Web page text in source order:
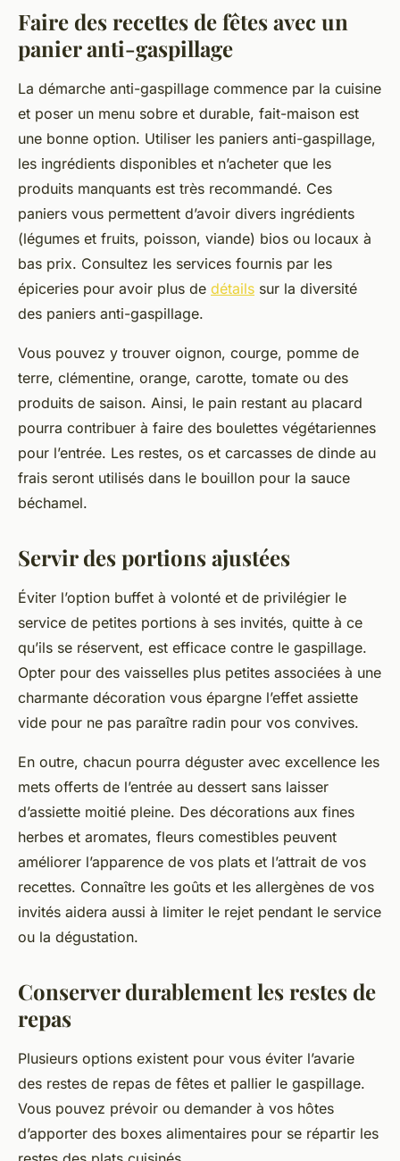
Faire des recettes de fêtes avec un
panier anti-gaspillage
La démarche anti-gaspillage commence par la cuisine
et poser un menu sobre et durable, fait-maison est
une bonne option. Utiliser les paniers anti-gaspillage,
les ingrédients disponibles et n’acheter que les
produits manquants est très recommandé. Ces
paniers vous permettent d’avoir divers ingrédients
(légumes et fruits, poisson, viande) bios ou locaux à
bas prix. Consultez les services fournis par les
épiceries pour avoir plus de détails sur la diversité
des paniers anti-gaspillage.
Vous pouvez y trouver oignon, courge, pomme de
terre, clémentine, orange, carotte, tomate ou des
produits de saison. Ainsi, le pain restant au placard
pourra contribuer à faire des boulettes végétariennes
pour l’entrée. Les restes, os et carcasses de dinde au
frais seront utilisés dans le bouillon pour la sauce
béchamel.
Servir des portions ajustées
Éviter l’option buffet à volonté et de privilégier le
service de petites portions à ses invités, quitte à ce
qu’ils se réservent, est efficace contre le gaspillage.
Opter pour des vaisselles plus petites associées à une
charmante décoration vous épargne l’effet assiette
vide pour ne pas paraître radin pour vos convives.
En outre, chacun pourra déguster avec excellence les
mets offerts de l’entrée au dessert sans laisser
d’assiette moitié pleine. Des décorations aux fines
herbes et aromates, fleurs comestibles peuvent
améliorer l’apparence de vos plats et l’attrait de vos
recettes. Connaître les goûts et les allergènes de vos
invités aidera aussi à limiter le rejet pendant le service
ou la dégustation.
Conserver durablement les restes de
repas
Plusieurs options existent pour vous éviter l’avarie
des restes de repas de fêtes et pallier le gaspillage.
Vous pouvez prévoir ou demander à vos hôtes
d’apporter des boxes alimentaires pour se répartir les